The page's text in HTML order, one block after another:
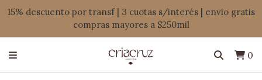
15% descuento por transf | 3 cuotas s/interés | envio gratis
compras mayores a $250mil
0